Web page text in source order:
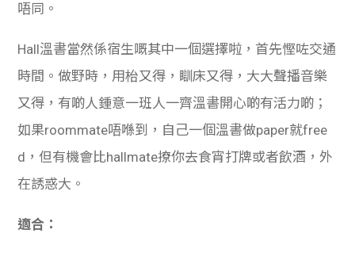
唔同。
Hall溫書當然係宿生嘅其中一個選擇啦，首先慳咗交通
時間。做野時，用枱又得，瞓床又得，大大聲播音樂
又得，有啲人鍾意一班人一齊溫書開心啲有活力啲；
如果roommate唔喺到，自己一個溫書做paper就free
d，但有機會比hallmate撩你去食宵打牌或者飲酒，外
在誘惑大。
適合：